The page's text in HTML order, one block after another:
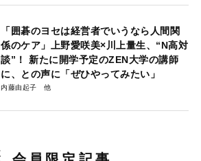
「囲碁のヨセは経営者でいうなら人間関
係のケア」上野愛咲美×川上量生、“N高対
談”！ 新たに開学予定のZEN大学の講師
に、との声に「ぜひやってみたい」
内藤由起子